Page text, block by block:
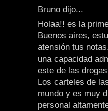
Bruno dijo...
Holaa!! es la
Buenos aires,
atensión tus
una capacidad
este de las
Los carteles de
mundo y es muy
personal